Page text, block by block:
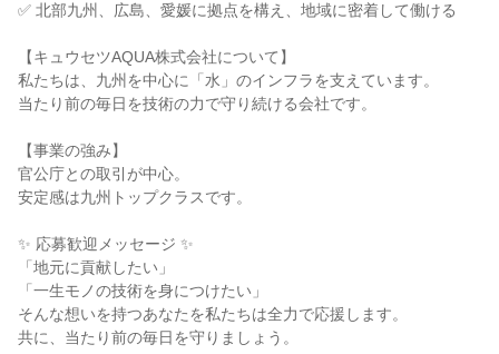
✅ 北部九州、広島、愛媛に拠点を構え、地域に密着して働ける
【キュウセツAQUA株式会社について】
私たちは、九州を中心に「水」のインフラを支えています。
当たり前の毎日を技術の力で守り続ける会社です。
【事業の強み】
官公庁との取引が中心。
安定感は九州トップクラスです。
✨ 応募歓迎メッセージ ✨
「地元に貢献したい」
「一生モノの技術を身につけたい」
そんな想いを持つあなたを私たちは全力で応援します。
共に、当たり前の毎日を守りましょう。